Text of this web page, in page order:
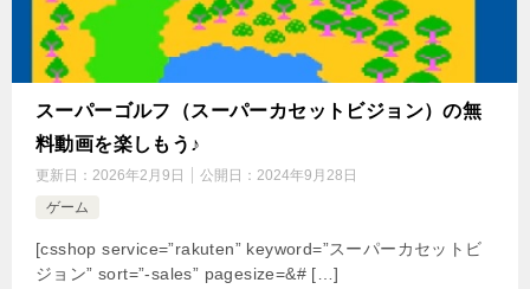
スーパーゴルフ（スーパーカセットビジョン）の無
料動画を楽しもう♪
更新日： 2026年2月9日 公開日： 2024年9月28日
ゲーム
[csshop service=”rakuten” keyword=”スーパーカセットビ
ジョン” sort=”-sales” pagesize=&# […]